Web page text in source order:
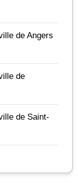
de Angers
de
de Saint-